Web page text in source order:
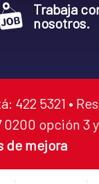
Trabaja
nosotros.
5321 •
opción 3
de mejora